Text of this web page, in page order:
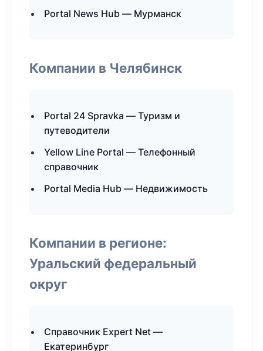
Portal News Hub — Мурманск
Компании в Челябинск
Portal 24 Spravka — Туризм и
путеводители
Yellow Line Portal — Телефонный
справочник
Portal Media Hub — Недвижимость
Компании в регионе:
Уральский федеральный
округ
Справочник Expert Net —
Екатеринбург